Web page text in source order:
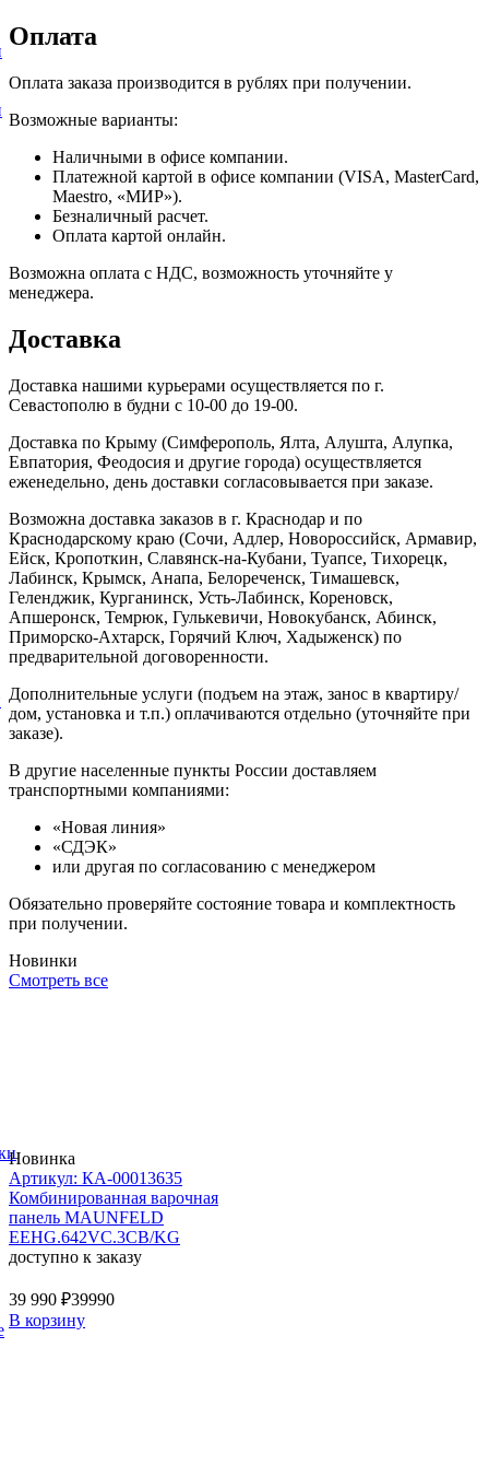
Оплата
Оплата заказа производится в рублях при получении.
Возможные варианты:
Наличными в офисе компании.
Платежной картой в офисе компании (VISA, MasterCard,
Maestro, «МИР»).
Безналичный расчет.
Оплата картой онлайн.
Возможна оплата с НДС, возможность уточняйте у
менеджера.
Доставка
Доставка нашими курьерами осуществляется по г.
Севастополю в будни с 10-00 до 19-00.
Доставка по Крыму (Симферополь, Ялта, Алушта, Алупка,
Евпатория, Феодосия и другие города) осуществляется
еженедельно, день доставки согласовывается при заказе.
Возможна доставка заказов в г. Краснодар и по
Краснодарскому краю (Сочи, Адлер, Новороссийск, Армавир,
Ейск, Кропоткин, Славянск-на-Кубани, Туапсе, Тихорецк,
Лабинск, Крымск, Анапа, Белореченск, Тимашевск,
Геленджик, Курганинск, Усть-Лабинск, Кореновск,
Апшеронск, Темрюк, Гулькевичи, Новокубанск, Абинск,
Приморско-Ахтарск, Горячий Ключ, Хадыженск) по
предварительной договоренности.
Дополнительные услуги (подъем на этаж, занос в квартиру/
дом, установка и т.п.) оплачиваются отдельно (уточняйте при
заказе).
В другие населенные пункты России доставляем
транспортными компаниями:
«Новая линия»
«СДЭК»
или другая по согласованию с менеджером
Обязательно проверяйте состояние товара и комплектность
при получении.
Новинки
Смотреть все
Новинка
Артикул: КА-00013635
Комбинированная варочная
панель MAUNFELD
EEHG.642VC.3CB/KG
доступно к заказу
39 990 ₽39990
В корзину